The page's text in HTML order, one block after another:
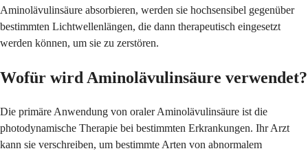
Aminolävulinsäure absorbieren, werden sie hochsensibel gegenüber
bestimmten Lichtwellenlängen, die dann therapeutisch eingesetzt
werden können, um sie zu zerstören.
Wofür wird Aminolävulinsäure verwendet?
Die primäre Anwendung von oraler Aminolävulinsäure ist die
photodynamische Therapie bei bestimmten Erkrankungen. Ihr Arzt
kann sie verschreiben, um bestimmte Arten von abnormalem